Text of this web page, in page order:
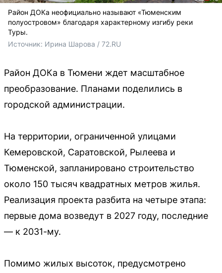
Район ДОКа неофициально называют «Тюменским
полуостровом» благодаря характерному изгибу реки
Туры.
Источник: Ирина Шарова / 72.RU
Район ДОКа в Тюмени ждет масштабное
преобразование. Планами поделились в
городской администрации.
На территории, ограниченной улицами
Кемеровской, Саратовской, Рылеева и
Тюменской, запланировано строительство
около 150 тысяч квадратных метров жилья.
Реализация проекта разбита на четыре этапа:
первые дома возведут в 2027 году, последние
— к 2031-му.
Помимо жилых высоток, предусмотрено